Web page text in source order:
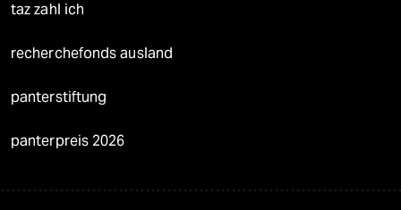
taz zahl ich
recherchefonds ausland
panterstiftung
panterpreis 2026